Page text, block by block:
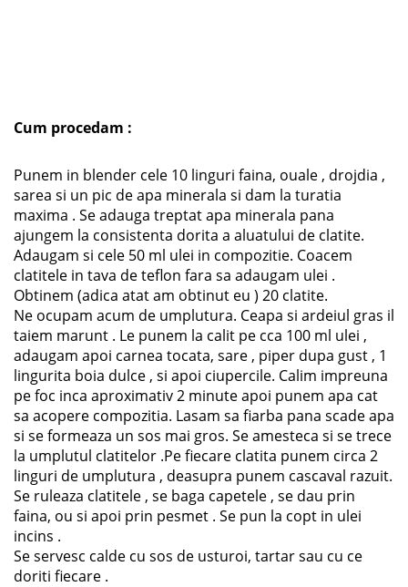
Cum procedam :
Punem in blender cele 10 linguri faina, ouale , drojdia ,
sarea si un pic de apa minerala si dam la turatia
maxima . Se adauga treptat apa minerala pana
ajungem la consistenta dorita a aluatului de clatite.
Adaugam si cele 50 ml ulei in compozitie. Coacem
clatitele in tava de teflon fara sa adaugam ulei .
Obtinem (adica atat am obtinut eu ) 20 clatite.
Ne ocupam acum de umplutura. Ceapa si ardeiul gras il
taiem marunt . Le punem la calit pe cca 100 ml ulei ,
adaugam apoi carnea tocata, sare , piper dupa gust , 1
lingurita boia dulce , si apoi ciupercile. Calim impreuna
pe foc inca aproximativ 2 minute apoi punem apa cat
sa acopere compozitia. Lasam sa fiarba pana scade apa
si se formeaza un sos mai gros. Se amesteca si se trece
la umplutul clatitelor .Pe fiecare clatita punem circa 2
linguri de umplutura , deasupra punem cascaval razuit.
Se ruleaza clatitele , se baga capetele , se dau prin
faina, ou si apoi prin pesmet . Se pun la copt in ulei
incins .
Se servesc calde cu sos de usturoi, tartar sau cu ce
doriti fiecare .